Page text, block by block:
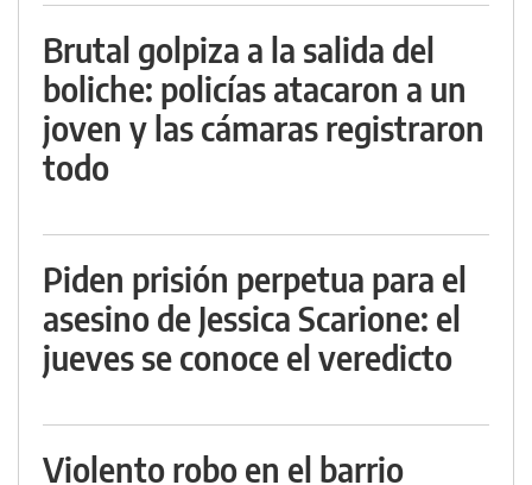
Brutal golpiza a la salida del
boliche: policías atacaron a un
joven y las cámaras registraron
todo
Piden prisión perpetua para el
asesino de Jessica Scarione: el
jueves se conoce el veredicto
Violento robo en el barrio